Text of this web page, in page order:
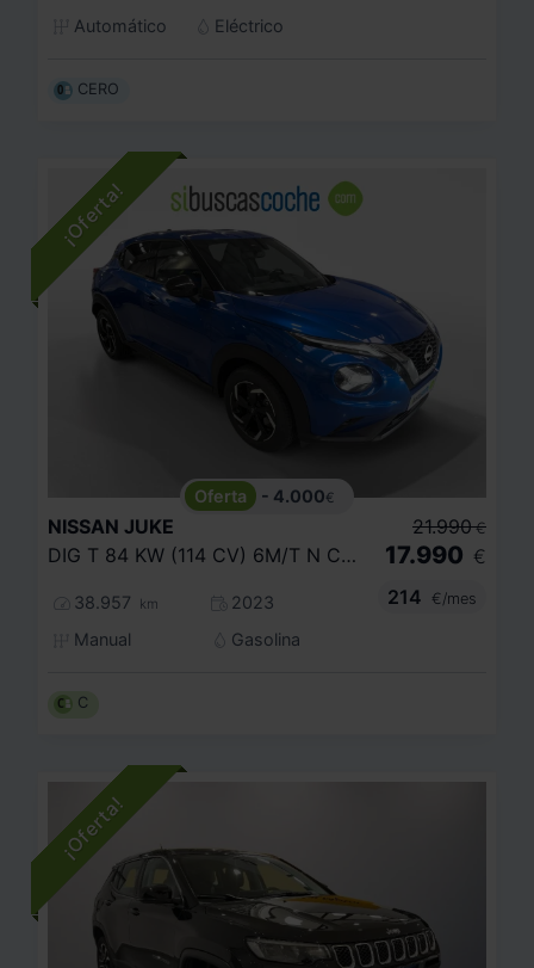
Automático
Eléctrico
CERO
- 4.000€
NISSAN JUKE
DIG T 84 KW (114 CV) 6M/T N CONNECTA
38.957 km
2023
Manual
Gasolina
21.990 €
17.990 €
214
€/mes
C